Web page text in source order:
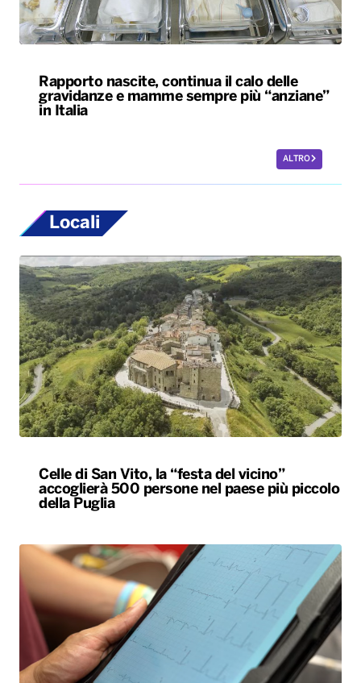
Rapporto nascite, continua il calo delle
gravidanze e mamme sempre più “anziane”
in Italia
ALTRO
Locali
Celle di San Vito, la “festa del vicino”
accoglierà 500 persone nel paese più piccolo
della Puglia